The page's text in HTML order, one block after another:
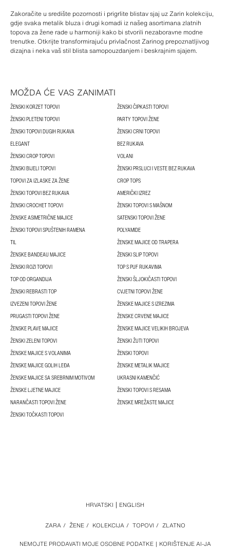
Zakoračite u središte pozornosti i prigrlite blistav sjaj uz Zarin kolekciju,
gdje svaka metalik bluza i drugi komadi iz našeg asortimana zlatnih
topova za žene rade u harmoniji kako bi stvorili nezaboravne modne
trenutke. Otkrijte transformirajuću privlačnost Zarinog prepoznatljivog
dizajna i neka vaš stil blista samopouzdanjem i beskrajnim sjajem.
MOŽDA ĆE VAS ZANIMATI
ŽENSKI KORZET TOPOVI
ŽENSKI ČIPKASTI TOPOVI
ŽENSKI PLETENI TOPOVI
PARTY TOPOVI ŽENE
ŽENSKI TOPOVI DUGIH RUKAVA
ŽENSKI CRNI TOPOVI
ELEGANT
BEZ RUKAVA
ŽENSKI CROP TOPOVI
VOLANI
ŽENSKI BIJELI TOPOVI
ŽENSKI PRSLUCI I VESTE BEZ RUKAVA
TOPOVI ZA IZLASKE ZA ŽENE
CROP TOPS
ŽENSKI TOPOVI BEZ RUKAVA
AMERIČKI IZREZ
ŽENSKI CROCHET TOPOVI
ŽENSKI TOPOVI S MAŠNOM
ŽENSKE ASIMETRIČNE MAJICE
SATENSKI TOPOVI ŽENE
ŽENSKI TOPOVI SPUŠTENIH RAMENA
POLYAMIDE
TIL
ŽENSKE MAJICE OD TRAPERA
ŽENSKE BANDEAU MAJICE
ŽENSKI SLIP TOPOVI
ŽENSKI ROZI TOPOVI
TOP S PUF RUKAVIMA
TOP OD ORGANDIJA
ŽENSKI ŠLJOKIČASTI TOPOVI
ŽENSKI REBRASTI TOP
CVJETNI TOPOVI ŽENE
IZVEZENI TOPOVI ŽENE
ŽENSKE MAJICE S IZREZIMA
PRUGASTI TOPOVI ŽENE
ŽENSKE CRVENE MAJICE
ŽENSKE PLAVE MAJICE
ŽENSKE MAJICE VELIKIH BROJEVA
ŽENSKI ZELENI TOPOVI
ŽENSKI ŽUTI TOPOVI
ŽENSKE MAJICE S VOLANIMA
ŽENSKI TOPOVI
ŽENSKE MAJICE GOLIH LEĐA
ŽENSKE METALIK MAJICE
ŽENSKE MAJICE SA SREBRNIM MOTIVOM
UKRASNI KAMENČIĆ
ŽENSKE LJETNE MAJICE
ŽENSKI TOPOVI S RESAMA
NARANČASTI TOPOVI ŽENE
ŽENSKE MREŽASTE MAJICE
ŽENSKI TOČKASTI TOPOVI
NEMOJTE PRODAVATI MOJE OSOBNE PODATKE KORIŠTENJE AI-JA
ZARA / ŽENE / KOLEKCIJA / TOPOVI / ZLATNO
HRVATSKI ENGLISH